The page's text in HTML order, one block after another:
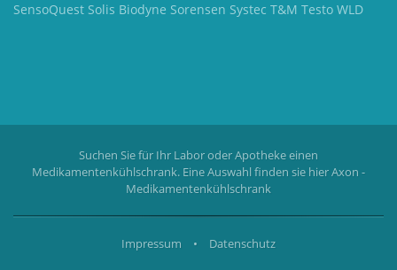
SensoQuest Solis Biodyne Sorensen Systec T&M Testo WLD
Suchen Sie für Ihr Labor oder Apotheke einen
Medikamentenkühlschrank. Eine Auswahl finden sie hierAxon -
Medikamentenkühlschrank
Impressum • Datenschutz